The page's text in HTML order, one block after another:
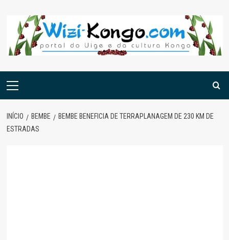
content
Menu
INÍCIO BEMBE
BEMBE BENEFICIA DE TERRAPLANAGEM DE 230 KM DE
ESTRADAS